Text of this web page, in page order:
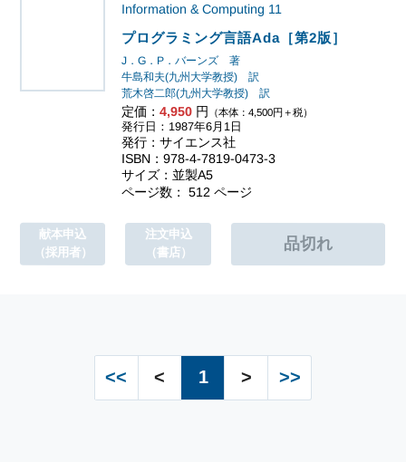
プログラミング言語Ada［第2版］
Information & Computing 11
J．G．P．バーンズ 著
牛島和夫(九州大学教授) 訳
荒木啓二郎(九州大学教授) 訳
定価：4,950 円 （本体：4,500円＋税）
発行日：1987年6月1日
発行：サイエンス社
ISBN：978-4-7819-0473-3
サイズ：並製A5
ページ数： 512 ページ
献本申込
（採用者）
注文申込
（書店）
<< < 1 > >>